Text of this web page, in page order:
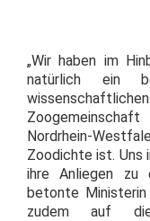
„Wir haben im
natürlich ein
Nordrhein-
Zoodichte ist. Uns
ihre Anliegen zu
betonte Ministerin
zudem auf die